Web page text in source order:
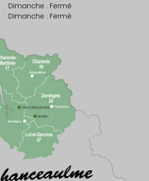
Dimanche : Fermé
Dimanche : Fermé